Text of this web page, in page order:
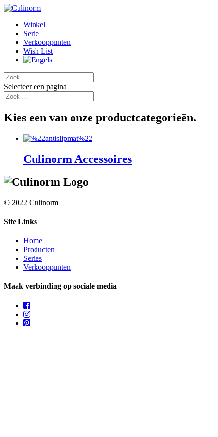
Winkel
Serie
Verkooppunten
Wish List
Selecteer een pagina
Kies een van onze productcategorieën.
Culinorm Accessoires
© 2022 Culinorm
Site Links
Home
Producten
Series
Verkooppunten
Maak verbinding op sociale media